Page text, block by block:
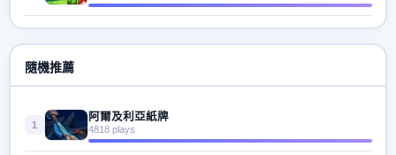
隨機推薦
1
阿爾及利亞紙牌
4818 plays